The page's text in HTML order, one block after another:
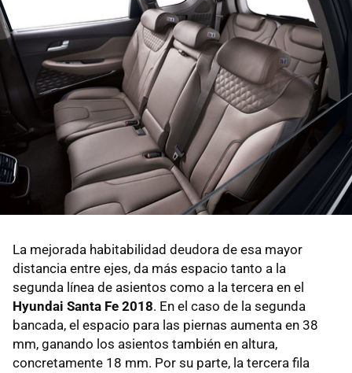
La mejorada habitabilidad deudora de esa mayor
distancia entre ejes, da más espacio tanto a la
segunda línea de asientos como a la tercera en el
Hyundai Santa Fe 2018. En el caso de la segunda
bancada, el espacio para las piernas aumenta en 38
mm, ganando los asientos también en altura,
concretamente 18 mm. Por su parte, la tercera fila